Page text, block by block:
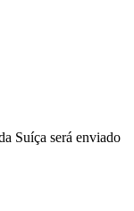
Suíça será enviado